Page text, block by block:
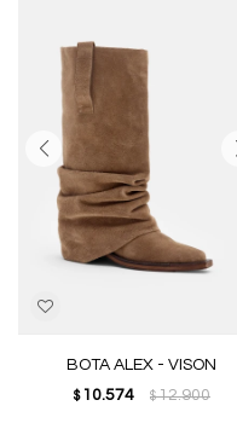
BOTA ALEX - VISON
$ 10.574 $12.900